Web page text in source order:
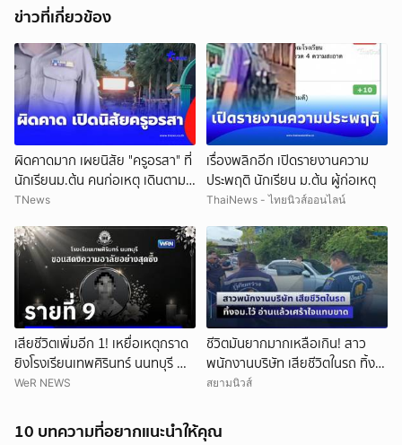
ข่าวที่เกี่ยวข้อง
ผิดคาดมาก เผยนิสัย "ครูอรสา" ที่
นักเรียนม.ต้น คนก่อเหตุ เดินตาม
หา
TNews
เรื่องพลิกอีก เปิดรายงานความ
ประพฤติ นักเรียน ม.ต้น ผู้ก่อเหตุ
ThaiNews - ไทยนิวส์ออนไลน์
เสียชีวิตเพิ่มอีก 1! เหยื่อเหตุกราด
ยิงโรงเรียนเทพศิรินทร์ นนทบุรี ทำ
ยอดเสียชีวิตสะสมรวมเป็น 9 ราย
WeR NEWS
ชีวิตมันยากมากเหลือเกิน! สาว
พนักงานบริษัท เสียชีวิตในรถ ทิ้ง
จม.ไว้ อ่านแล้วเศร้าใจแทบขาด
สยามนิวส์
10 บทความที่อยากแนะนำให้คุณ